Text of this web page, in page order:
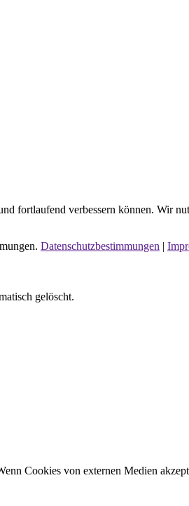
fortlaufend verbessern können. Wir
Datenschutzbestimmungen |
gelöscht.
Cookies von externen Medien